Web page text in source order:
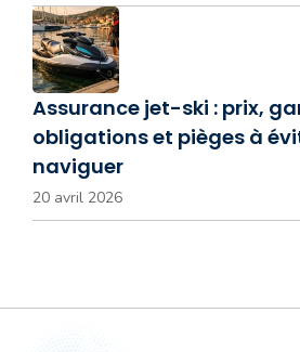
Assurance jet-ski : prix,
obligations et pièges à
naviguer
20 avril 2026